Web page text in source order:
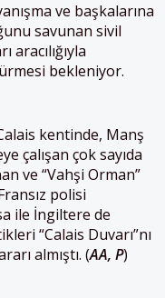
ve başkalarına
savunan sivil
bekleniyor.
kentinde, Manş
çalışan çok sayıda
ve “Vahşi Orman”
polisi
ile İngiltere de
“Calais Duvarı”nı
almıştı. (AA, P)